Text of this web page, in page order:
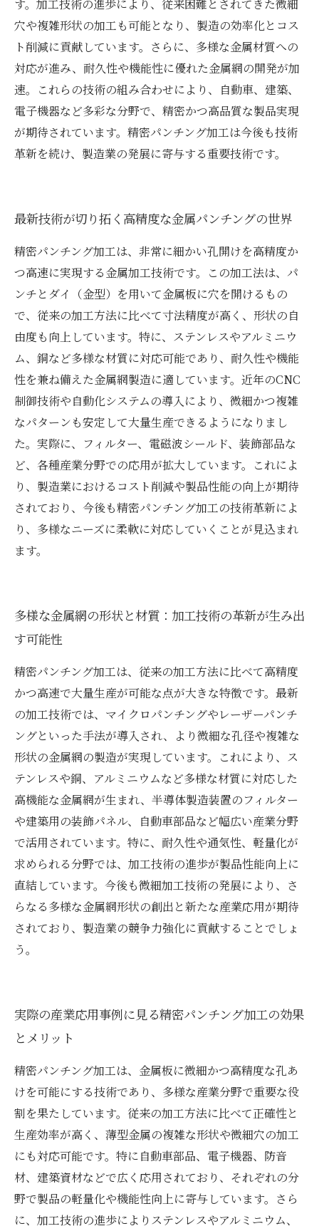
す。加工技術の進歩により、従来困難とされてきた微細
穴や複雑形状の加工も可能となり、製造の効率化とコス
ト削減に貢献しています。さらに、多様な金属材質への
対応が進み、耐久性や機能性に優れた金属網の開発が加
速。これらの技術の組み合わせにより、自動車、建築、
電子機器など多彩な分野で、精密かつ高品質な製品実現
が期待されています。精密パンチング加工は今後も技術
革新を続け、製造業の発展に寄与する重要技術です。
最新技術が切り拓く高精度な金属パンチングの世界
精密パンチング加工は、非常に細かい孔開けを高精度か
つ高速に実現する金属加工技術です。この加工法は、パ
ンチとダイ（金型）を用いて金属板に穴を開けるもの
で、従来の加工方法に比べて寸法精度が高く、形状の自
由度も向上しています。特に、ステンレスやアルミニウ
ム、銅など多様な材質に対応可能であり、耐久性や機能
性を兼ね備えた金属網製造に適しています。近年のCNC
制御技術や自動化システムの導入により、微細かつ複雑
なパターンも安定して大量生産できるようになりまし
た。実際に、フィルター、電磁波シールド、装飾部品な
ど、各種産業分野での応用が拡大しています。これによ
り、製造業におけるコスト削減や製品性能の向上が期待
されており、今後も精密パンチング加工の技術革新によ
り、多様なニーズに柔軟に対応していくことが見込まれ
ます。
多様な金属網の形状と材質：加工技術の革新が生み出
す可能性
精密パンチング加工は、従来の加工方法に比べて高精度
かつ高速で大量生産が可能な点が大きな特徴です。最新
の加工技術では、マイクロパンチングやレーザーパンチ
ングといった手法が導入され、より微細な孔径や複雑な
形状の金属網の製造が実現しています。これにより、ス
テンレスや銅、アルミニウムなど多様な材質に対応した
高機能な金属網が生まれ、半導体製造装置のフィルター
や建築用の装飾パネル、自動車部品など幅広い産業分野
で活用されています。特に、耐久性や通気性、軽量化が
求められる分野では、加工技術の進歩が製品性能向上に
直結しています。今後も微細加工技術の発展により、さ
らなる多様な金属網形状の創出と新たな産業応用が期待
されており、製造業の競争力強化に貢献することでしょ
う。
実際の産業応用事例に見る精密パンチング加工の効果
とメリット
精密パンチング加工は、金属板に微細かつ高精度な孔あ
けを可能にする技術であり、多様な産業分野で重要な役
割を果たしています。従来の加工方法に比べて正確性と
生産効率が高く、薄型金属の複雑な形状や微細穴の加工
にも対応可能です。特に自動車部品、電子機器、防音
材、建築資材などで広く応用されており、それぞれの分
野で製品の軽量化や機能性向上に寄与しています。さら
に、加工技術の進歩によりステンレスやアルミニウム、